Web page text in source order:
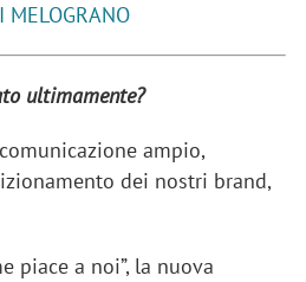
MELOGRANO
ultimamente?
ampio,
dei nostri brand,
piace a noi”, la nuova
«Non basta più descrivere i
bisogna comprenderli e